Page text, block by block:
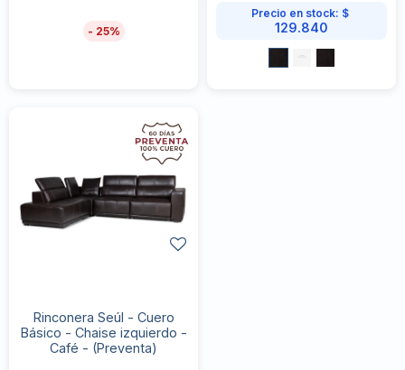
25
Precio en stock: $
129.840
Rinconera Seúl - Cuero
Básico - Chaise izquierdo -
Café - (Preventa)